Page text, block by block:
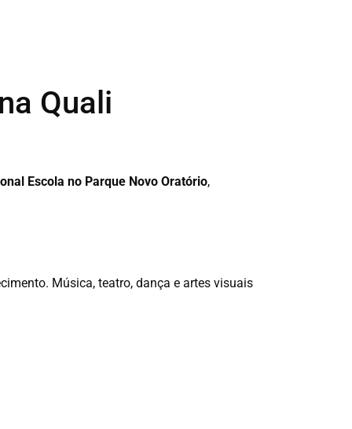
Quali
Escola no Parque Novo Oratório,
Música, teatro, dança e artes visuais